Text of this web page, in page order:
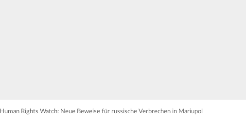
Human Rights Watch: Neue Beweise für russische Verbrechen in Mariupol